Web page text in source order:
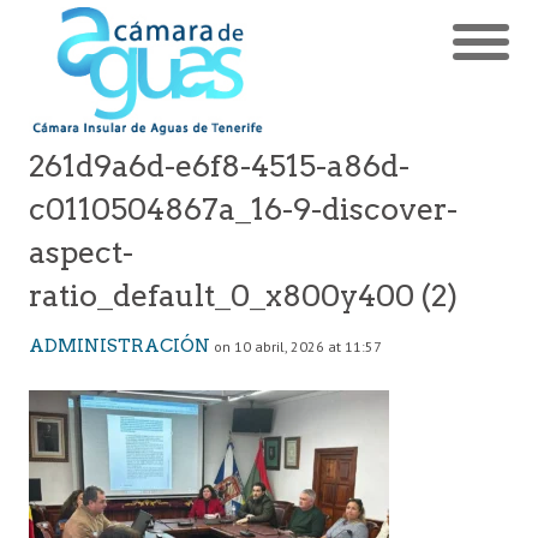
261d9a6d-e6f8-4515-a86d-
c0110504867a_16-9-discover-
aspect-
ratio_default_0_x800y400 (2)
ADMINISTRACIÓN on 10 abril, 2026 at 11:57